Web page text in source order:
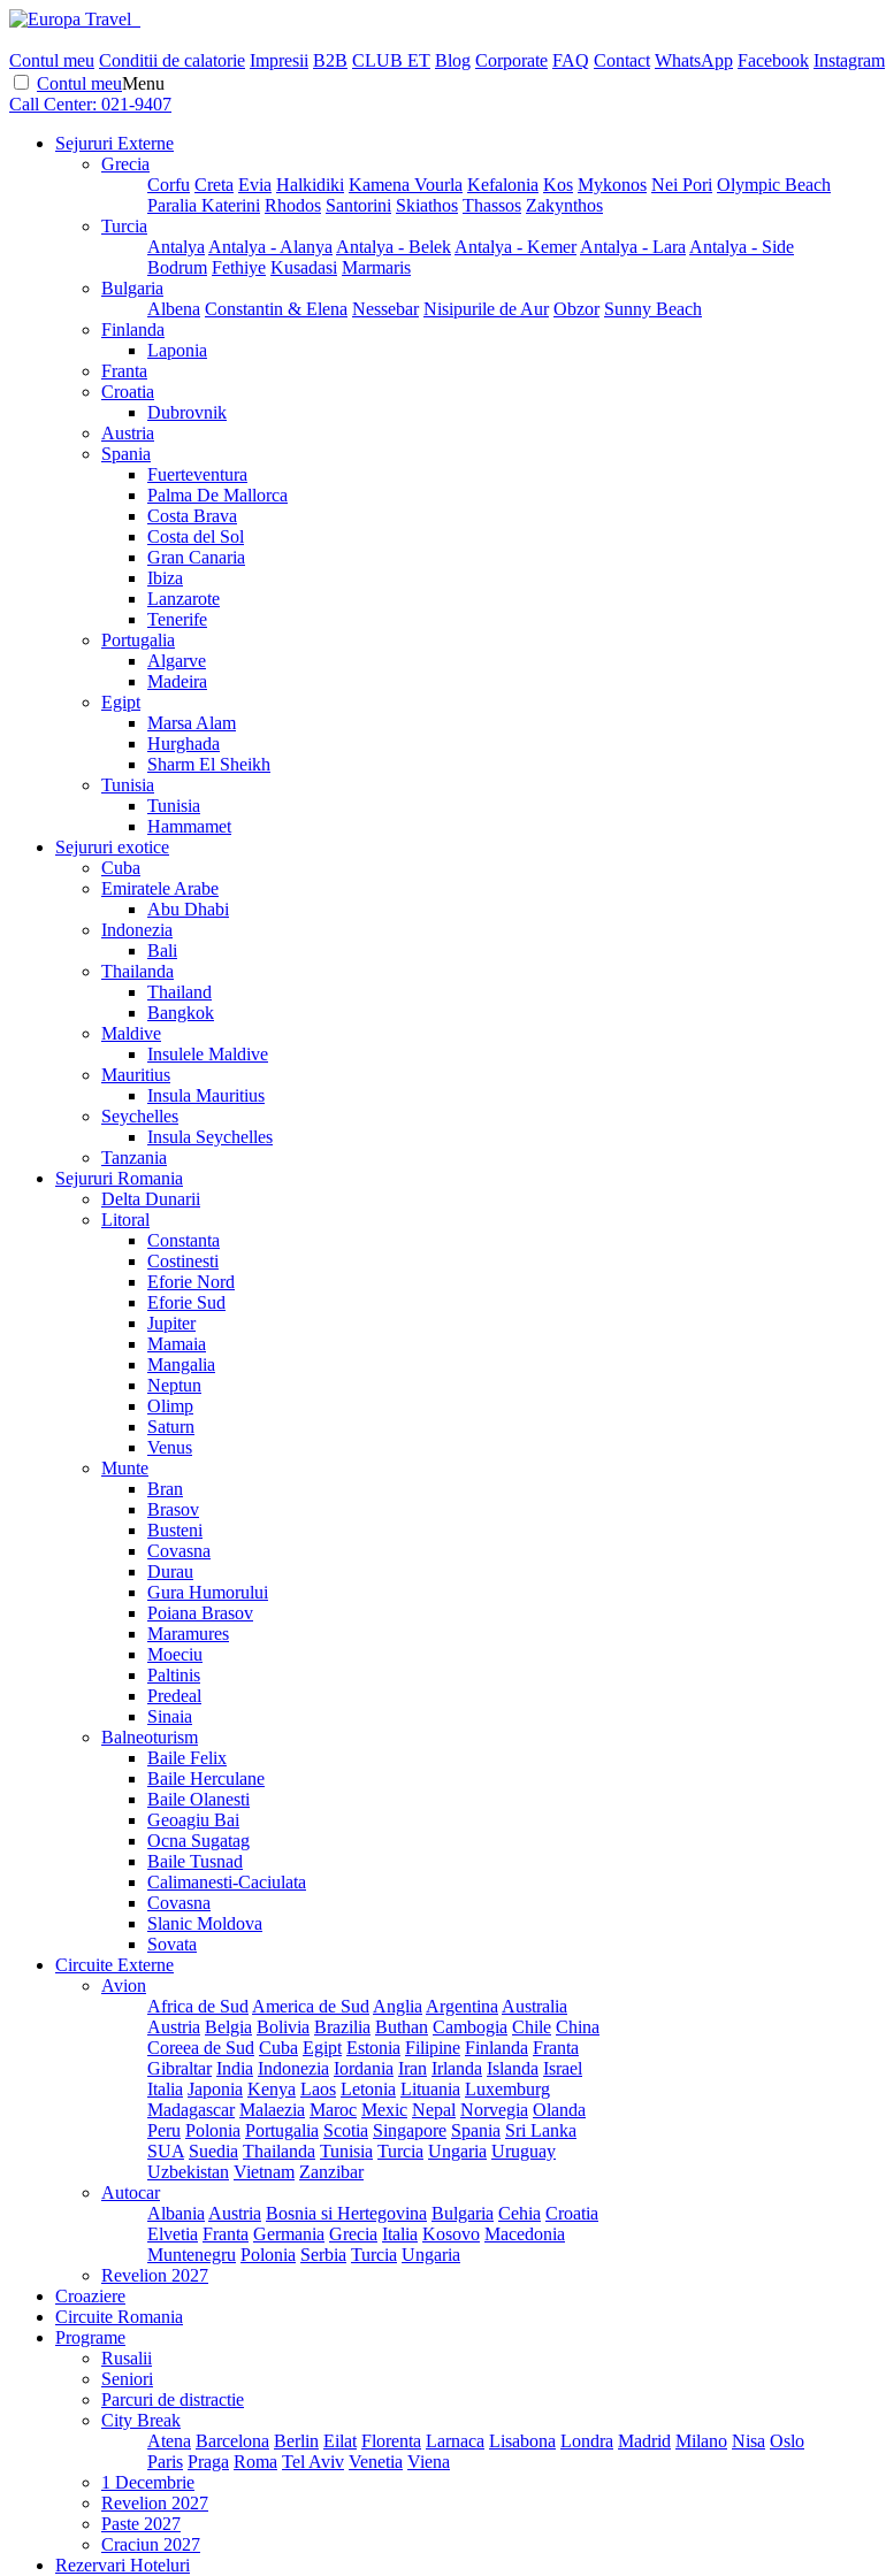
Contul meu Conditii de calatorie Impresii B2B CLUB ET Blog Corporate FAQ Contact WhatsApp Facebook Instagram
Contul meuMenu
Call Center: 021-9407
Sejururi Externe
Grecia
Corfu Creta Evia Halkidiki Kamena Vourla Kefalonia Kos Mykonos Nei Pori Olympic Beach
Paralia Katerini Rhodos Santorini Skiathos Thassos Zakynthos
Turcia
Antalya Antalya - Alanya Antalya - Belek Antalya - Kemer Antalya - Lara Antalya - Side
Bodrum Fethiye Kusadasi Marmaris
Bulgaria
Albena Constantin & Elena Nessebar Nisipurile de Aur Obzor Sunny Beach
Finlanda
Laponia
Franta
Croatia
Dubrovnik
Austria
Spania
Fuerteventura
Palma De Mallorca
Costa Brava
Costa del Sol
Gran Canaria
Ibiza
Lanzarote
Tenerife
Portugalia
Algarve
Madeira
Egipt
Marsa Alam
Hurghada
Sharm El Sheikh
Tunisia
Tunisia
Hammamet
Sejururi exotice
Cuba
Emiratele Arabe
Abu Dhabi
Indonezia
Bali
Thailanda
Thailand
Bangkok
Maldive
Insulele Maldive
Mauritius
Insula Mauritius
Seychelles
Insula Seychelles
Tanzania
Sejururi Romania
Delta Dunarii
Litoral
Constanta
Costinesti
Eforie Nord
Eforie Sud
Jupiter
Mamaia
Mangalia
Neptun
Olimp
Saturn
Venus
Munte
Bran
Brasov
Busteni
Covasna
Durau
Gura Humorului
Poiana Brasov
Maramures
Moeciu
Paltinis
Predeal
Sinaia
Balneoturism
Baile Felix
Baile Herculane
Baile Olanesti
Geoagiu Bai
Ocna Sugatag
Baile Tusnad
Calimanesti-Caciulata
Covasna
Slanic Moldova
Sovata
Circuite Externe
Avion
Africa de Sud America de Sud Anglia Argentina Australia
Austria Belgia Bolivia Brazilia Buthan Cambogia Chile China
Coreea de Sud Cuba Egipt Estonia Filipine Finlanda Franta
Gibraltar India Indonezia Iordania Iran Irlanda Islanda Israel
Italia Japonia Kenya Laos Letonia Lituania Luxemburg
Madagascar Malaezia Maroc Mexic Nepal Norvegia Olanda
Peru Polonia Portugalia Scotia Singapore Spania Sri Lanka
SUA Suedia Thailanda Tunisia Turcia Ungaria Uruguay
Uzbekistan Vietnam Zanzibar
Autocar
Albania Austria Bosnia si Hertegovina Bulgaria Cehia Croatia
Elvetia Franta Germania Grecia Italia Kosovo Macedonia
Muntenegru Polonia Serbia Turcia Ungaria
Revelion 2027
Croaziere
Circuite Romania
Programe
Rusalii
Seniori
Parcuri de distractie
City Break
Atena Barcelona Berlin Eilat Florenta Larnaca Lisabona Londra Madrid Milano Nisa Oslo
Paris Praga Roma Tel Aviv Venetia Viena
1 Decembrie
Revelion 2027
Paste 2027
Craciun 2027
Rezervari Hoteluri